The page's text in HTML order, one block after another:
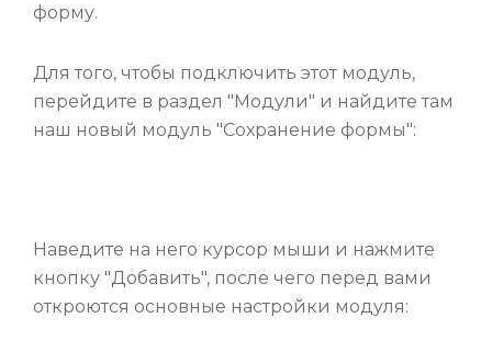
форму.
Для того, чтобы подключить этот модуль,
перейдите в раздел "Модули" и найдите там
наш новый модуль "Сохранение формы":
Наведите на него курсор мыши и нажмите
кнопку "Добавить", после чего перед вами
откроются основные настройки модуля: